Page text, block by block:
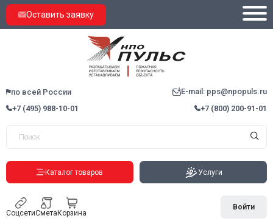
Оставить заявку
по всей России
E-mail: pps@npopuls.ru
+7 (495) 988-10-01
+7 (800) 200-91-01
Каталог товаров Услуги
СоцсетиСметаКорзина
Войти